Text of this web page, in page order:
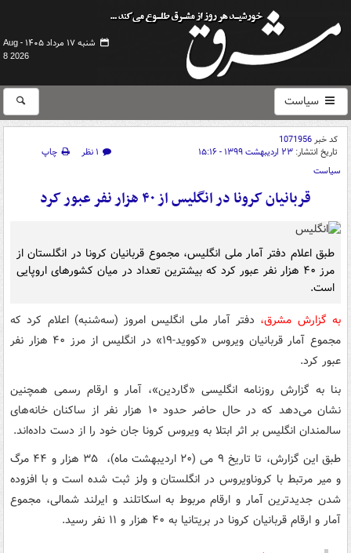
شنبه ۱۷ مرداد ۱۴۰۵ -
Aug
8 2026
سیاست
کد خبر1071956
تاریخ انتشار: ۲۳ اردیبهشت ۱۳۹۹ - ۱۵:۱۶ ۱ نظر
چاپ
سیاست
قربانیان کرونا در انگلیس از ۴۰ هزار نفر عبور کرد
طبق اعلام دفتر آمار ملی انگلیس، مجموع قربانیان کرونا در انگلستان از
مرز ۴۰ هزار نفر عبور کرد که بیشترین تعداد در میان کشورهای اروپایی
است.
به گزارش مشرق، دفتر آمار ملی انگلیس امروز (سه‌شنبه) اعلام کرد که
مجموع آمار قربانیان ویروس «کووید-۱۹» در انگلیس از مرز ۴۰ هزار نفر
عبور کرد.
بنا به گزارش روزنامه انگلیسی «گاردین»، آمار و ارقام رسمی همچنین
نشان می‌دهد که در حال حاضر حدود ۱۰ هزار نفر از ساکنان خانه‌های
سالمندان انگلیس بر اثر ابتلا به ویروس کرونا جان خود را از دست داده‌اند.
طبق این گزارش، تا تاریخ ۹ می (۲۰ اردیبهشت ماه)، ۳۵ هزار و ۴۴ مرگ
و میر مرتبط با کروناویروس در انگلستان و ولز ثبت شده است و با افزوده
شدن جدیدترین آمار و ارقام مربوط به اسکاتلند و ایرلند شمالی، مجموع
آمار و ارقام قربانیان کرونا در بریتانیا به ۴۰ هزار و ۱۱ نفر رسید.